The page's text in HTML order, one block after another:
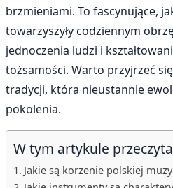
brzmieniami. To fascynujące,
towarzyszyły codziennym
jednoczenia ludzi i
tożsamości. Warto przyjrzeć
tradycji, która nieustannie
pokolenia.
W tym artykule
Jakie są korzenie polskiej